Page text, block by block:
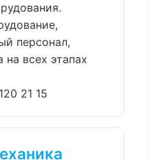
персонал,
на всех этапах
21 15